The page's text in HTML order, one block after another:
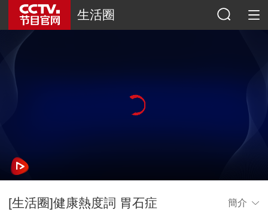
生活圈
[生活圈]健康熱度詞 胃石症 簡介